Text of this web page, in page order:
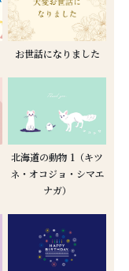
お世話になりました
北海道の動物 1（キツ
ネ・オコジョ・シマエ
ナガ）